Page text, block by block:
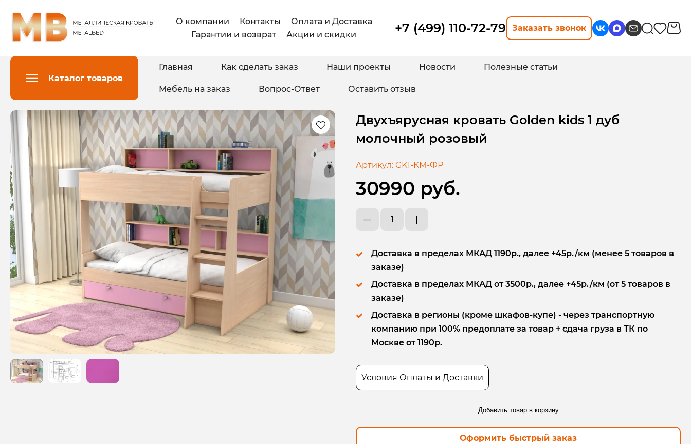
О компании Контакты
Оплата и Доставка
Гарантии и возврат
Акции и скидки +7 (499) 110-72-79 Заказать звонок
Каталог товаров
Главная Как сделать заказ Наши проекты Новости Полезные статьи
Мебель на заказ Вопрос-Ответ Оставить отзыв
Двухъярусная кровать Golden kids 1 дуб
молочный розовый
Артикул: GK1-КМ-ФР
30990 руб.
Доставка в пределах МКАД 1190р., далее +45р./км (менее 5 товаров в
заказе)
Доставка в пределах МКАД от 3500р., далее +45р./км (от 5 товаров в
заказе)
Доставка в регионы (кроме шкафов-купе) - через транспортную
компанию при 100% предоплате за товар + сдача груза в ТК по
Москве от 1190р.
Условия Оплаты и Доставки
Добавить товар в корзину
Оформить быстрый заказ